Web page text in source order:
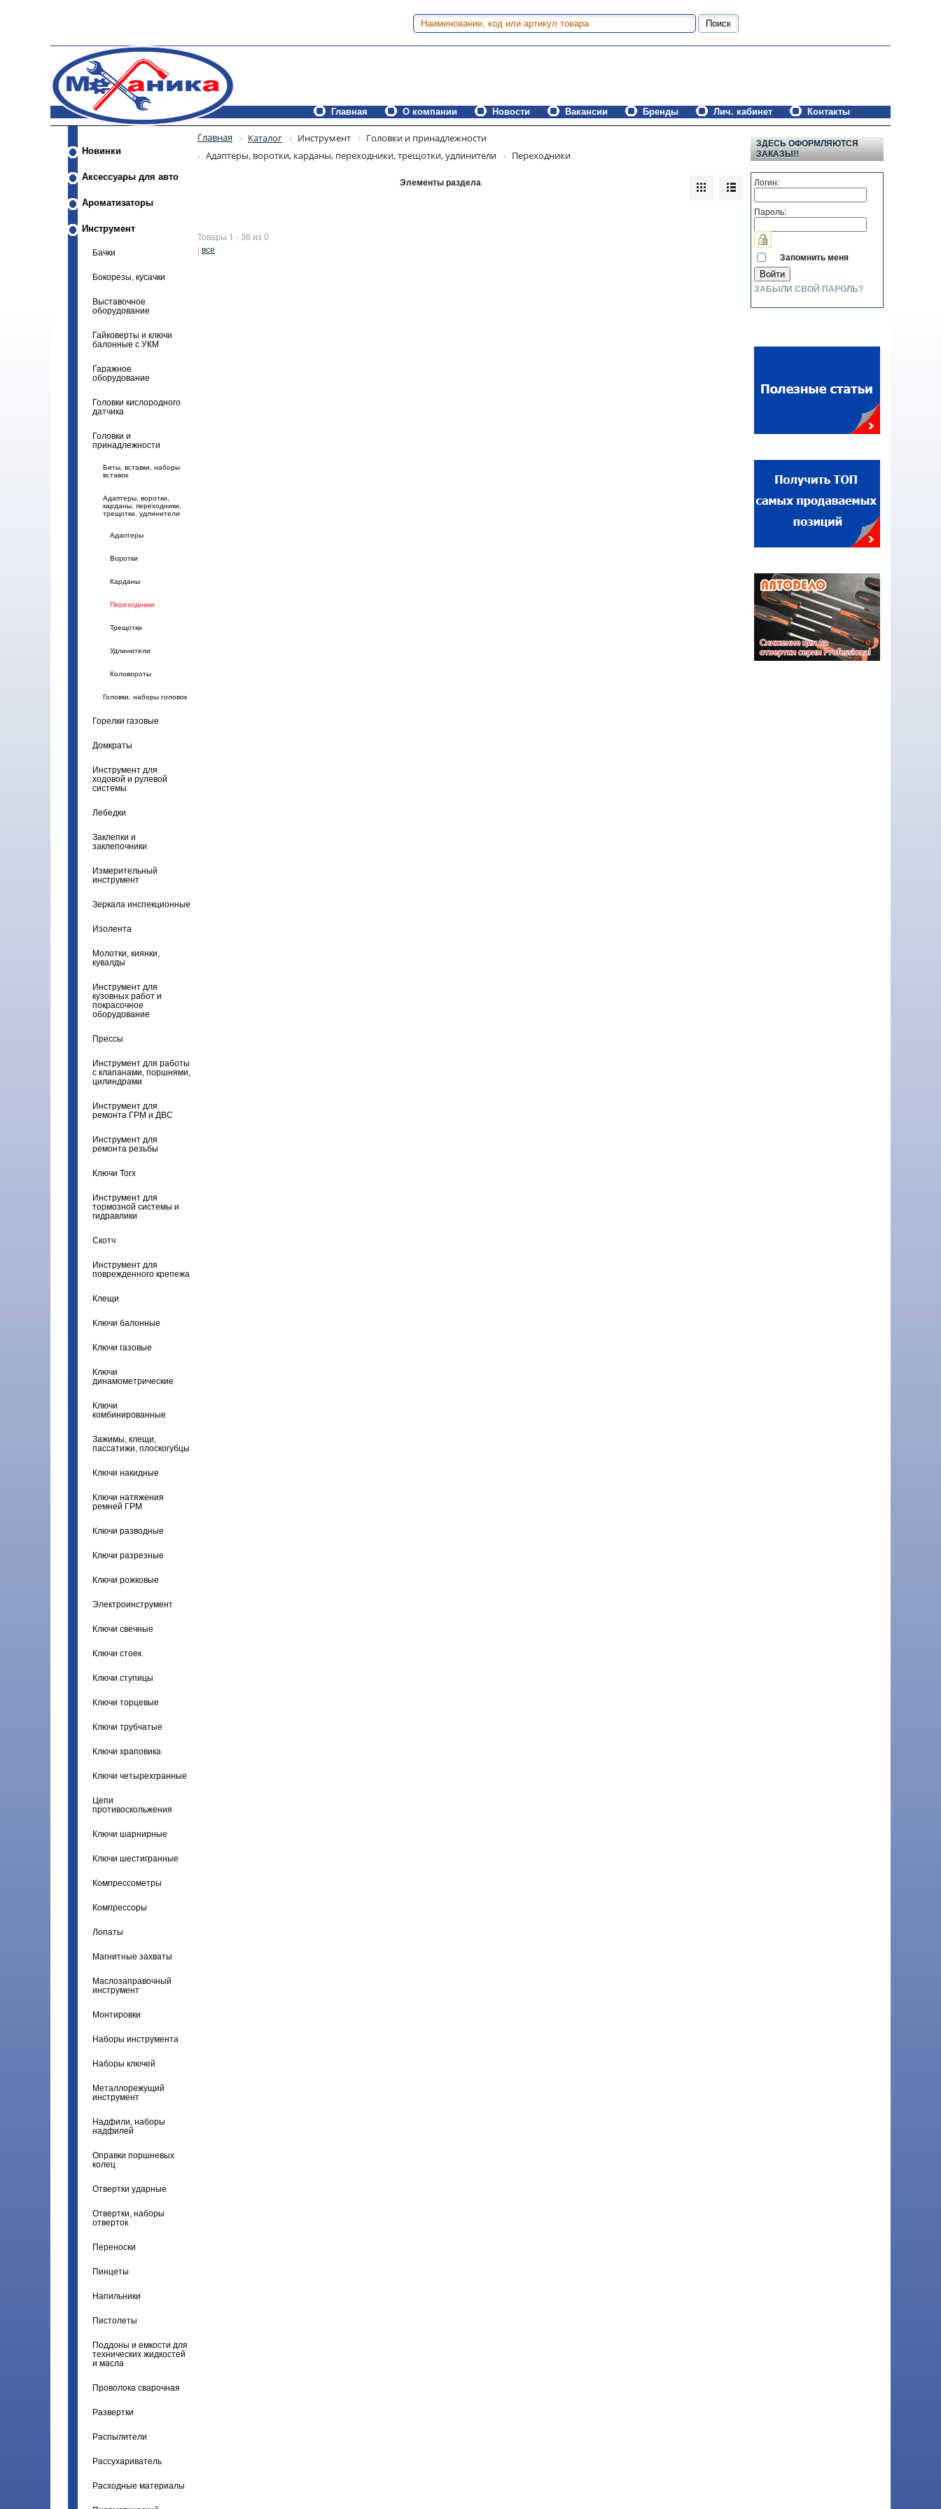
Главная О компании Новости Вакансии Бренды Лич. кабинет Контакты
Новинки
Аксессуары для авто
Ароматизаторы
Инструмент
Бачки
Бокорезы, кусачки
Выставочное
оборудование
Гайковерты и ключи
балонные с УКМ
Гаражное
оборудование
Головки кислородного
датчика
Головки и
принадлежности
Биты, вставки, наборы
вставок
Адаптеры, воротки,
карданы, переходники,
трещотки, удлинители
Адаптеры
Воротки
Карданы
Переходники
Трещотки
Удлинители
Коловороты
Головки, наборы головок
Горелки газовые
Домкраты
Инструмент для
ходовой и рулевой
системы
Лебедки
Заклепки и
заклепочники
Измерительный
инструмент
Зеркала инспекционные
Изолента
Молотки, киянки,
кувалды
Инструмент для
кузовных работ и
покрасочное
оборудование
Прессы
Инструмент для работы
с клапанами, поршнями,
цилиндрами
Инструмент для
ремонта ГРМ и ДВС
Инструмент для
ремонта резьбы
Ключи Torx
Инструмент для
тормозной системы и
гидравлики
Скотч
Инструмент для
поврежденного крепежа
Клещи
Ключи балонные
Ключи газовые
Ключи
динамометрические
Ключи
комбинированные
Зажимы, клещи,
пассатижи, плоскогубцы
Ключи накидные
Ключи натяжения
ремней ГРМ
Ключи разводные
Ключи разрезные
Ключи рожковые
Электроинструмент
Ключи свечные
Ключи стоек
Ключи ступицы
Ключи торцевые
Ключи трубчатые
Ключи храповика
Ключи четырехгранные
Цепи
противоскольжения
Ключи шарнирные
Ключи шестигранные
Компрессометры
Компрессоры
Лопаты
Магнитные захваты
Маслозаправочный
инструмент
Монтировки
Наборы инструмента
Наборы ключей
Металлорежущий
инструмент
Надфили, наборы
надфилей
Оправки поршневых
колец
Отвертки ударные
Отвертки, наборы
отверток
Переноски
Пинцеты
Напильники
Пистолеты
Поддоны и емкости для
технических жидкостей
и масла
Проволока сварочная
Развертки
Распылители
Рассухариватель
Расходные материалы
Главная Каталог Инструмент
Головки и принадлежности
Адаптеры, воротки, карданы, переходники, трещотки, удлинители
Переходники
Элементы раздела
Товары 1 - 36 из 0
| все
ЗДЕСЬ ОФОРМЛЯЮТСЯ
ЗАКАЗЫ!!
Логин:
Пароль:
Запомнить меня
ЗАБЫЛИ СВОЙ ПАРОЛЬ?